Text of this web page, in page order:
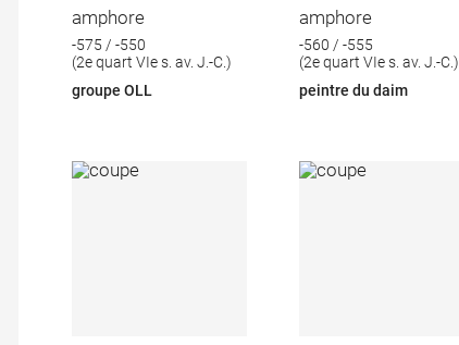
amphore
-575 / -550
(2e quart VIe s. av. J.-C.)
groupe OLL
amphore
-560 / -555
(2e quart VIe s. av. J.-C.)
peintre du daim